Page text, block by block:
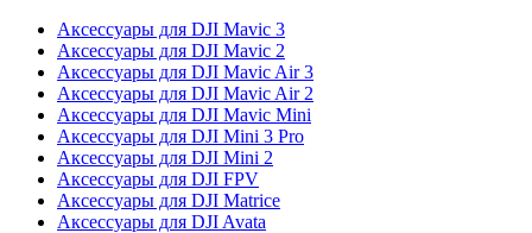
Аксессуары для DJI Mavic 3
Аксессуары для DJI Mavic 2
Аксессуары для DJI Mavic Air 3
Аксессуары для DJI Mavic Air 2
Аксессуары для DJI Mavic Mini
Аксессуары для DJI Mini 3 Pro
Аксессуары для DJI Mini 2
Аксессуары для DJI FPV
Аксессуары для DJI Matrice
Аксессуары для DJI Avata